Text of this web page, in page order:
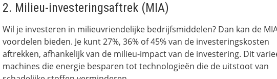
2. Milieu-investeringsaftrek (MIA)
Wil je investeren in milieuvriendelijke bedrijfsmiddelen? Dan kan de
voordelen bieden. Je kunt 27%, 36% of 45% van de investeringskosten
aftrekken, afhankelijk van de milieu-impact van de investering. Dit
machines die energie besparen tot technologieën die de uitstoot van